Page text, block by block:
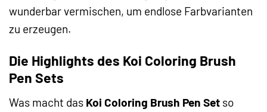
wunderbar vermischen, um endlose Farbvarianten
zu erzeugen.
Die Highlights des Koi Coloring Brush
Pen Sets
Was macht das Koi Coloring Brush Pen Set so